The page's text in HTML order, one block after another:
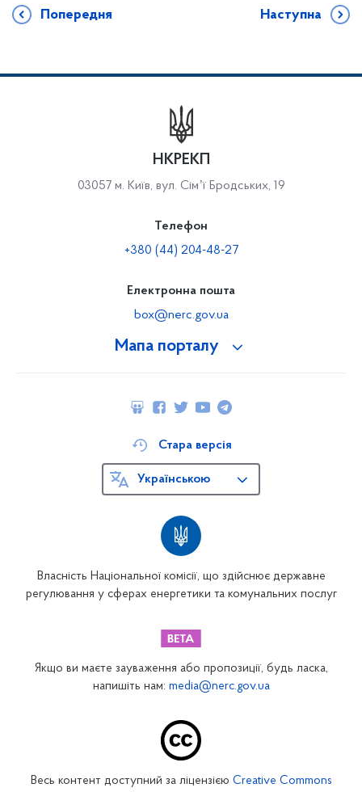
Попередня Наступна
Мапа порталу
НКРЕКП
03057 м. Київ, вул. Сімʼї Бродських, 19
Телефон
+380 (44) 204-48-27
Електронна пошта
box@nerc.gov.ua
Власність Національної комісії, що здійснює державне
регулювання у сферах енергетики та комунальних послуг
Стара версія
Українською
Якщо ви маєте зауваження або пропозиції, будь ласка,
напишіть нам: media@nerc.gov.ua
Весь контент доступний за ліцензією Creative Commons